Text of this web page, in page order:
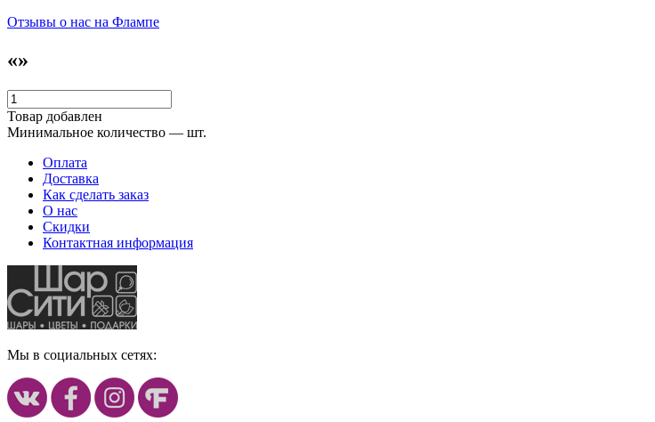
Отзывы о нас на Флампе
«»
Товар добавлен
Минимальное количество — шт.
Оплата
Доставка
Как сделать заказ
О нас
Скидки
Контактная информация
Мы в социальных сетях: